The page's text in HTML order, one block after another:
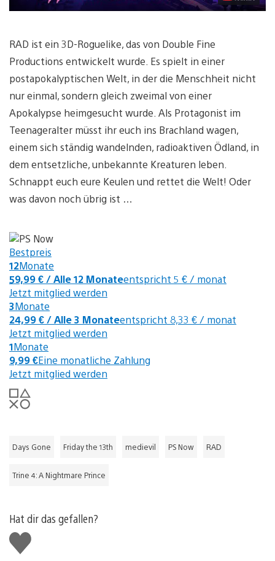
RAD ist ein 3D-Roguelike, das von Double Fine
Productions entwickelt wurde. Es spielt in einer
postapokalyptischen Welt, in der die Menschheit nicht
nur einmal, sondern gleich zweimal von einer
Apokalypse heimgesucht wurde. Als Protagonist im
Teenageralter müsst ihr euch ins Brachland wagen,
einem sich ständig wandelnden, radioaktiven Ödland, in
dem entsetzliche, unbekannte Kreaturen leben.
Schnappt euch eure Keulen und rettet die Welt! Oder
was davon noch übrig ist …
Bestpreis
12Monate
59,99 € / Alle 12 Monateentspricht 5 € / monat
Jetzt mitglied werden
3Monate
24,99 € / Alle 3 Monateentspricht 8,33 € / monat
Jetzt mitglied werden
1Monate
9,99 €Eine monatliche Zahlung
Jetzt mitglied werden
Days Gone Friday the 13th medievil PS Now RAD
Trine 4: A Nightmare Prince
Hat dir das gefallen?
Gefällt
mir